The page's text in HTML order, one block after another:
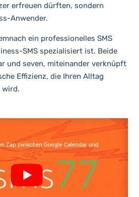
erfreuen dürften, sondern
Anwender.
ein professionelles SMS
SMS spezialisiert ist. Beide
und seven, miteinander verknüpft
Effizienz, die Ihren Alltag
wird.